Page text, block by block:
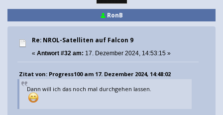
RonB
Re: NROL-Satelliten auf Falcon 9
« Antwort #32 am: 17. Dezember 2024, 14:53:15 »
Zitat von: Progress100 am 17. Dezember 2024, 14:48:02
Dann will ich das noch mal durchgehen lassen.